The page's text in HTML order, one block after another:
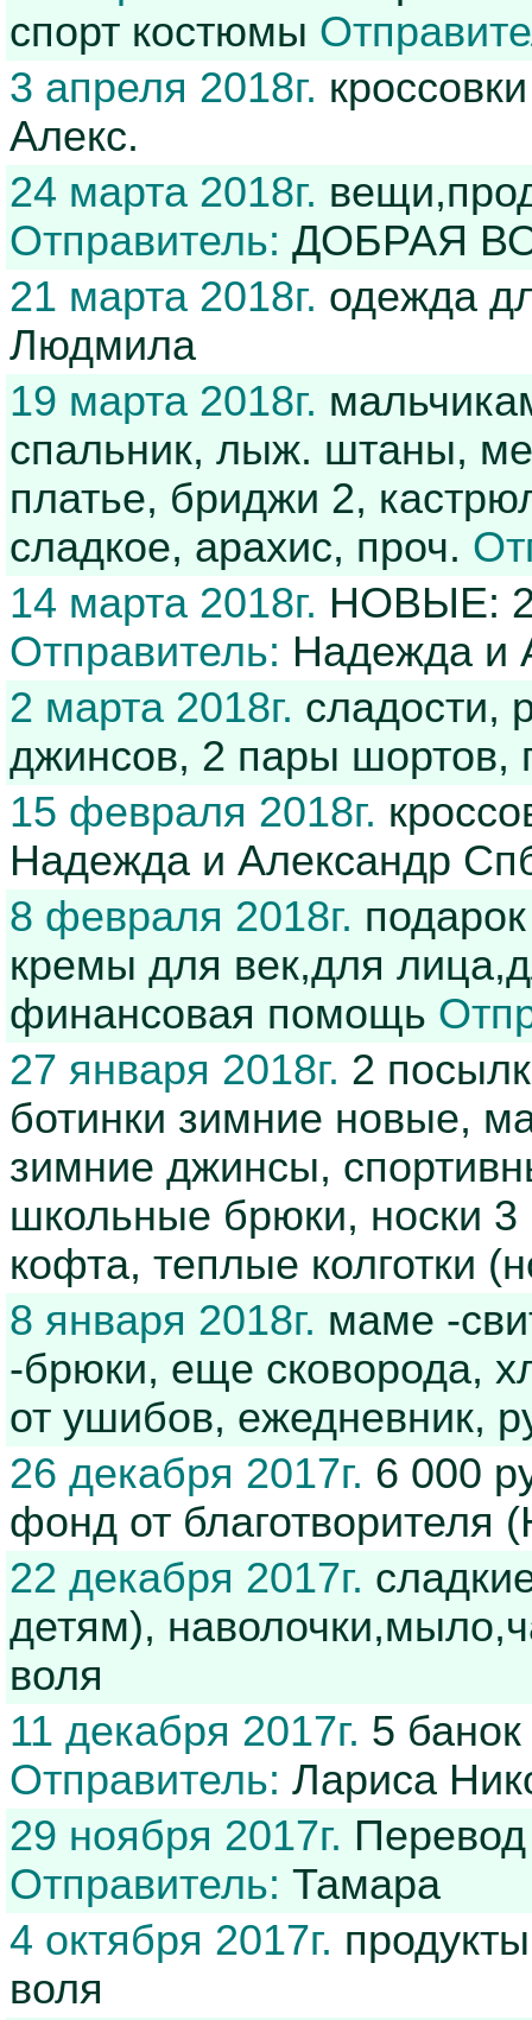
спорт костюмы
3 апреля 2018г.
Алекс.
24 марта 2018г.
Отправитель: ДОБРАЯ
21 марта 2018г. одежда
Людмила
19 марта 2018г.
спальник, лыж. штаны,
платье, бриджи 2,
сладкое, арахис, проч.
14 марта 2018г. НОВЫЕ: 2
Отправитель: Надежда и
2 марта 2018г. сладости,
джинсов, 2 пары шортов,
15 февраля 2018г.
Надежда и Александр
8 февраля 2018г.
кремы для век,для
финансовая помощь
27 января 2018г. 2
ботинки зимние новые,
зимние джинсы,
школьные брюки, носки
кофта, теплые колготки
8 января 2018г. маме -
-брюки, еще сковорода,
от ушибов, ежедневник,
26 декабря 2017г. 6 000
фонд от благотворителя
22 декабря 2017г.
детям),
воля
11 декабря 2017г. 5
Отправитель: Лариса
29 ноября 2017г.
Отправитель: Тамара
4 октября 2017г.
воля